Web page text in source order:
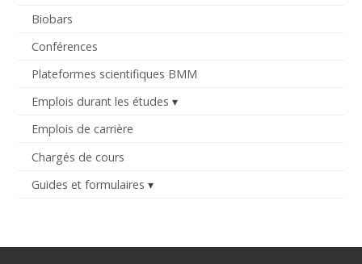
Biobars
Conférences
Plateformes scientifiques BMM
Emplois durant les études
Emplois de carrière
Chargés de cours
Guides et formulaires